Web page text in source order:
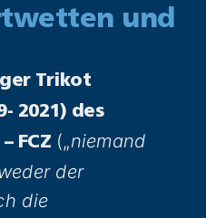
und
Trikot
2021) des
FCZ („niemand
der
die